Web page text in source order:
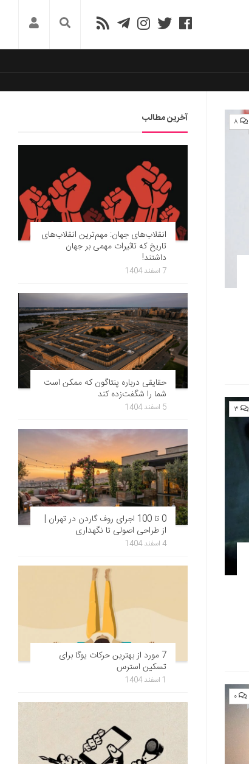
۸
۳
۰
آخرین مطالب
انقلاب‌های جهان: مهم‌ترین انقلاب‌های
تاریخ که تاثیرات مهمی بر جهان
داشتند!
7 اسفند 1404
حقایقی درباره پنتاگون که ممکن است
شما را شگفت‌زده کند
5 اسفند 1404
0 تا 100 اجرای روف گاردن در تهران |
از طراحی اصولی تا نگهداری
4 اسفند 1404
7 مورد از بهترین حرکات یوگا برای
تسکین استرس
1 اسفند 1404